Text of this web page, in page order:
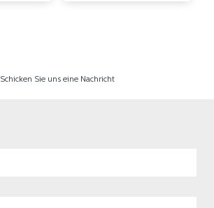
Schicken Sie uns eine Nachricht